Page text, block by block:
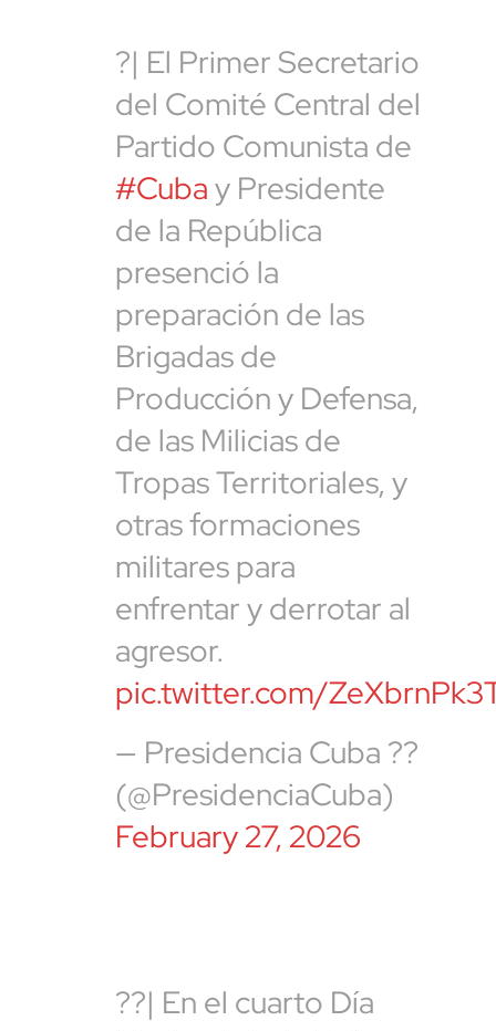
?| El Primer Secretario
del Comité Central del
Partido Comunista de
#Cubay Presidente
de la República
presenció la
preparación de las
Brigadas de
Producción y Defensa,
de las Milicias de
Tropas Territoriales, y
otras formaciones
militares para
enfrentar y derrotar al
agresor.
pic.twitter.com/
— Presidencia Cuba ??
(@PresidenciaCuba)
February 27, 2026
??| En el cuarto Día